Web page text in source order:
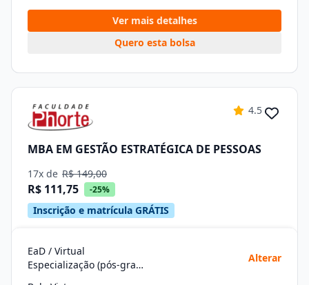
Ver mais detalhes
Quero esta bolsa
4.5
MBA EM GESTÃO ESTRATÉGICA DE PESSOAS
17x de R$ 149,00
R$ 111,75 -25%
Inscrição e matrícula GRÁTIS
EaD / Virtual
Especialização (pós-graduação)
Alterar